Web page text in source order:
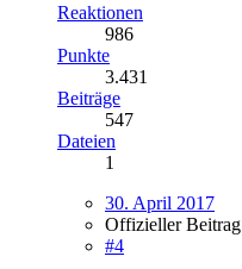
Reaktionen
986
Punkte
3.431
Beiträge
547
Dateien
1
30. April 2017
Offizieller Beitrag
#4